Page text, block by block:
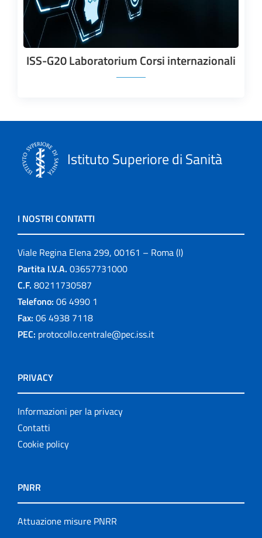
ISS-G20 Laboratorium Corsi internazionali
Istituto Superiore di Sanità
I NOSTRI CONTATTI
Viale Regina Elena 299, 00161 – Roma (I)
Partita I.V.A. 03657731000
C.F. 80211730587
Telefono: 06 4990 1
Fax: 06 4938 7118
PEC: protocollo.centrale@pec.iss.it
PRIVACY
Informazioni per la privacy
Contatti
Cookie policy
PNRR
Attuazione misure PNRR